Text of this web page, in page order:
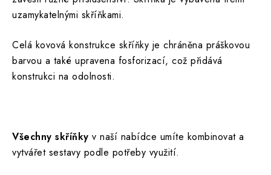
uzamykatelnými skříňkami.
Celá kovová konstrukce skříňky je chráněna práškovou
barvou a také upravena fosforizací, což přidává
konstrukci na odolnosti.
Všechny skříňky v naší nabídce umíte kombinovat a
vytvářet sestavy podle potřeby využití.